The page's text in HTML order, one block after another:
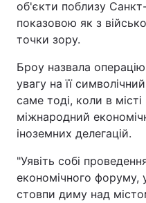
об'єкти поблизу
показовою як з
точки зору.
Броу назвала
увагу на її
саме тоді, коли в
міжнародний
іноземних делегацій.
"Уявіть собі
економічного форуму,
стовпи диму над